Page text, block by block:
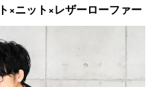
×ニット×レザーローファー